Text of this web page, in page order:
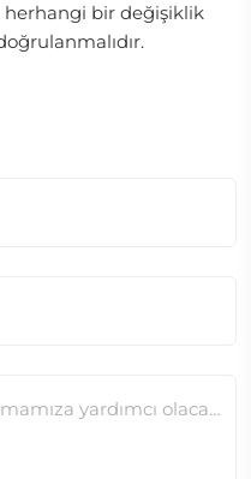
herhangi bir değişiklik
Lütfen bu değişikliği doğrulamamıza yardımcı olacak ek bağlam sağlayın